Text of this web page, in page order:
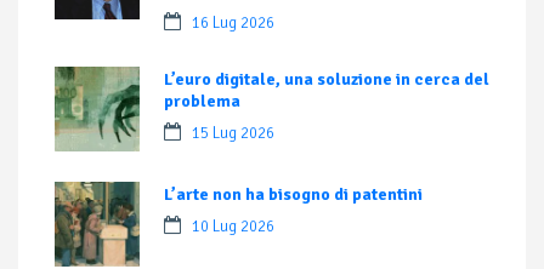
16 Lug 2026
L’euro digitale, una soluzione in cerca del
problema
15 Lug 2026
L’arte non ha bisogno di patentini
10 Lug 2026